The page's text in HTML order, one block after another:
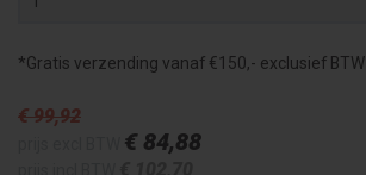
*Gratis verzending vanaf €150,- exclusief BTW
€ 99,92
€ 84,88